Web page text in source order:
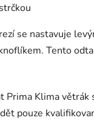
se nastavuje
Tento
Prima Klima
pouze